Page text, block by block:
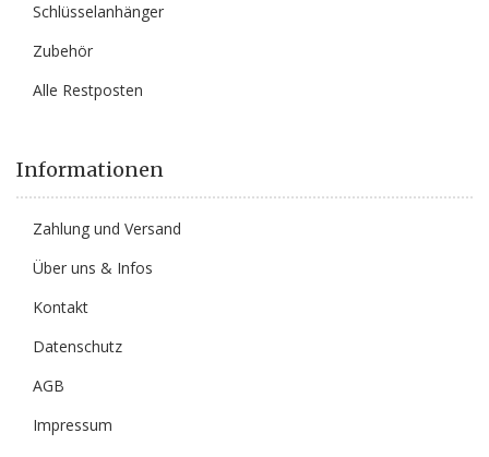
Schlüsselanhänger
Zubehör
Alle Restposten
Informationen
Zahlung und Versand
Über uns & Infos
Kontakt
Datenschutz
AGB
Impressum